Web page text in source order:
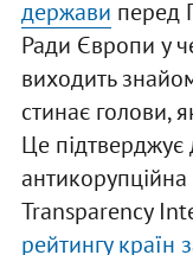
держави перед
Ради Європи у
виходить
стинає голови,
Це підтверджує
антикорупційна
Transparency
рейтингу країн